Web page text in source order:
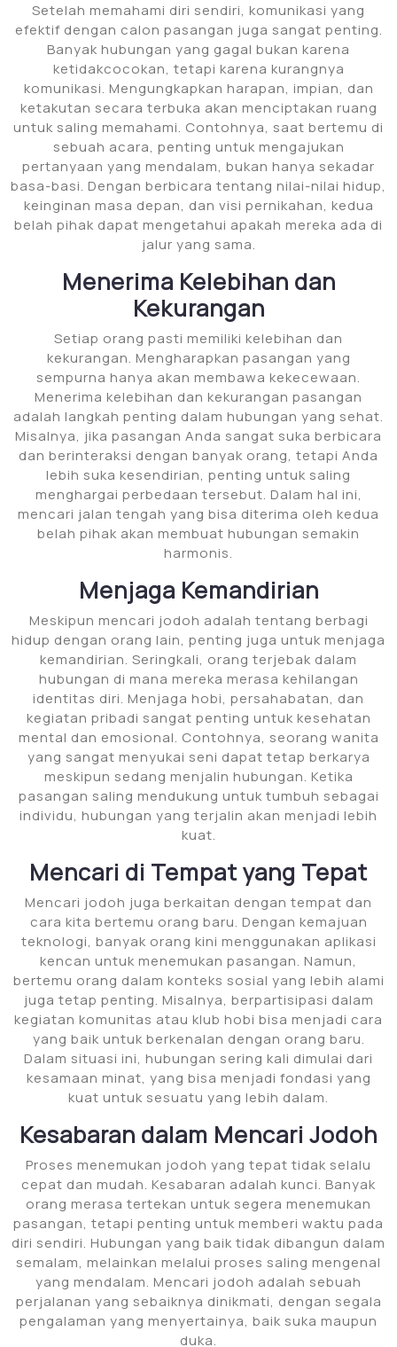
Setelah memahami diri sendiri, komunikasi yang
efektif dengan calon pasangan juga sangat penting.
Banyak hubungan yang gagal bukan karena
ketidakcocokan, tetapi karena kurangnya
komunikasi. Mengungkapkan harapan, impian, dan
ketakutan secara terbuka akan menciptakan ruang
untuk saling memahami. Contohnya, saat bertemu di
sebuah acara, penting untuk mengajukan
pertanyaan yang mendalam, bukan hanya sekadar
basa-basi. Dengan berbicara tentang nilai-nilai hidup,
keinginan masa depan, dan visi pernikahan, kedua
belah pihak dapat mengetahui apakah mereka ada di
jalur yang sama.
Menerima Kelebihan dan
Kekurangan
Setiap orang pasti memiliki kelebihan dan
kekurangan. Mengharapkan pasangan yang
sempurna hanya akan membawa kekecewaan.
Menerima kelebihan dan kekurangan pasangan
adalah langkah penting dalam hubungan yang sehat.
Misalnya, jika pasangan Anda sangat suka berbicara
dan berinteraksi dengan banyak orang, tetapi Anda
lebih suka kesendirian, penting untuk saling
menghargai perbedaan tersebut. Dalam hal ini,
mencari jalan tengah yang bisa diterima oleh kedua
belah pihak akan membuat hubungan semakin
harmonis.
Menjaga Kemandirian
Meskipun mencari jodoh adalah tentang berbagi
hidup dengan orang lain, penting juga untuk menjaga
kemandirian. Seringkali, orang terjebak dalam
hubungan di mana mereka merasa kehilangan
identitas diri. Menjaga hobi, persahabatan, dan
kegiatan pribadi sangat penting untuk kesehatan
mental dan emosional. Contohnya, seorang wanita
yang sangat menyukai seni dapat tetap berkarya
meskipun sedang menjalin hubungan. Ketika
pasangan saling mendukung untuk tumbuh sebagai
individu, hubungan yang terjalin akan menjadi lebih
kuat.
Mencari di Tempat yang Tepat
Mencari jodoh juga berkaitan dengan tempat dan
cara kita bertemu orang baru. Dengan kemajuan
teknologi, banyak orang kini menggunakan aplikasi
kencan untuk menemukan pasangan. Namun,
bertemu orang dalam konteks sosial yang lebih alami
juga tetap penting. Misalnya, berpartisipasi dalam
kegiatan komunitas atau klub hobi bisa menjadi cara
yang baik untuk berkenalan dengan orang baru.
Dalam situasi ini, hubungan sering kali dimulai dari
kesamaan minat, yang bisa menjadi fondasi yang
kuat untuk sesuatu yang lebih dalam.
Kesabaran dalam Mencari Jodoh
Proses menemukan jodoh yang tepat tidak selalu
cepat dan mudah. Kesabaran adalah kunci. Banyak
orang merasa tertekan untuk segera menemukan
pasangan, tetapi penting untuk memberi waktu pada
diri sendiri. Hubungan yang baik tidak dibangun dalam
semalam, melainkan melalui proses saling mengenal
yang mendalam. Mencari jodoh adalah sebuah
perjalanan yang sebaiknya dinikmati, dengan segala
pengalaman yang menyertainya, baik suka maupun
duka.